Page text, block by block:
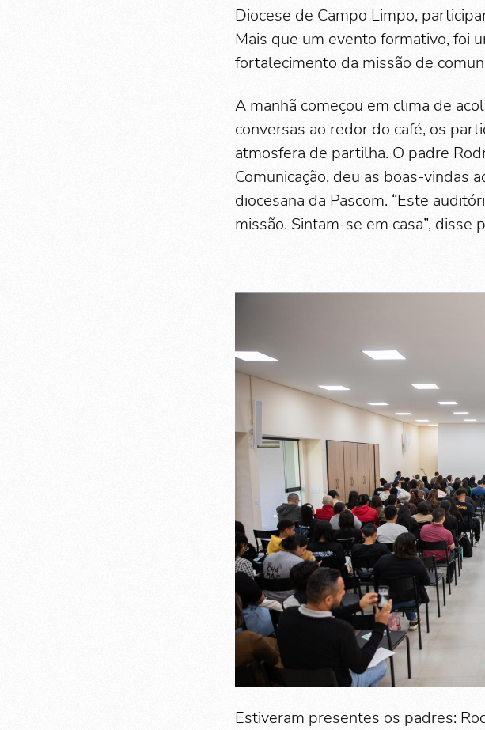
Diocese de Campo Limpo,
Mais que um evento formativo, foi
fortalecimento da missão de
A manhã começou em clima de
conversas ao redor do café, os
atmosfera de partilha. O padre
Comunicação, deu as boas-vindas
diocesana da Pascom. “Este
missão. Sintam-se em casa”, disse
Estiveram presentes os padres: